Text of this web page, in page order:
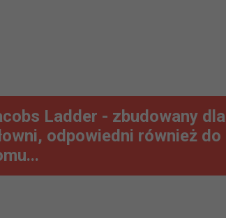
Ladder - zbudowany dla
odpowiedni również do